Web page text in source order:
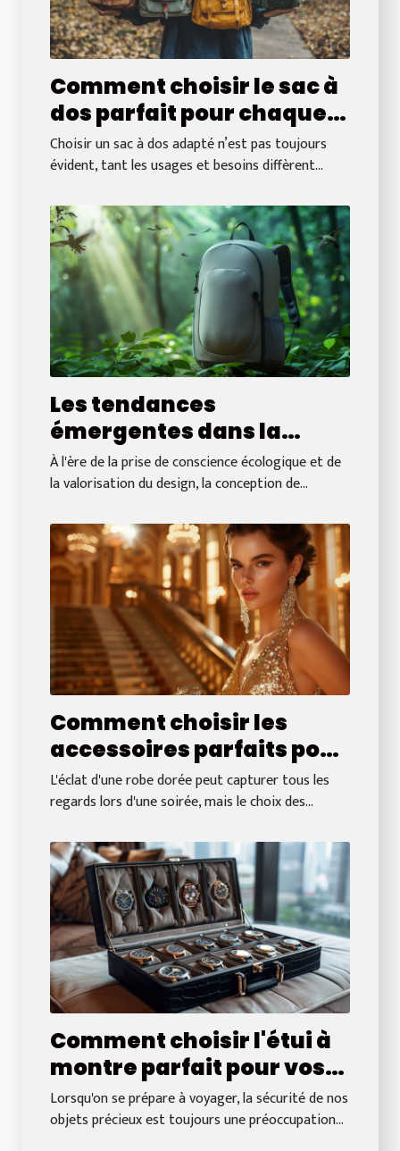
Comment choisir le sac à
dos parfait pour chaque
occasion
Choisir un sac à dos adapté n’est pas toujours
évident, tant les usages et besoins diffèrent...
Les tendances
émergentes dans la
conception de sacs à dos
durables et esthétiques
À l'ère de la prise de conscience écologique et de
la valorisation du design, la conception de...
Comment choisir les
accessoires parfaits pour
votre robe dorée
L'éclat d'une robe dorée peut capturer tous les
regards lors d'une soirée, mais le choix des...
Comment choisir l'étui à
montre parfait pour vos
voyages
Lorsqu'on se prépare à voyager, la sécurité de nos
objets précieux est toujours une préoccupation...